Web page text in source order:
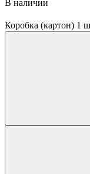
В наличии
Коробка (картон) 1